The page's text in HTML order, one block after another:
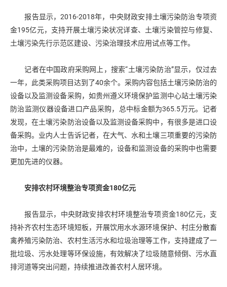
报告显示，2016-2018年，中央财政安排土壤污染防治专项资
金195亿元，支持开展土壤污染状况详查、土壤污染管控与修复、
土壤污染先行示范区建设、污染治理技术应用试点等工作。
记者在中国政府采购网上，搜索“土壤污染防治”显示，仅过去
一年，此类采购项目达到了40余个。采购内容包括土壤污染防治的
设备以及监测设备采购，如贵州遵义环境保护监测中心站土壤污染
防治监测仪器设备进口产品采购，总中标金额为365.5万元。记者
发现，在土壤污染防治设备以及监测设备采购中，有很多是进口设
备采购。业内人士告诉记者，在大气、水和土壤三项重要的污染防
治中，土壤的污染防治是最难的，设备和监测设备的采购中也需要
更加先进的仪器。
安排农村环境整治专项资金180亿元
报告显示，中央财政安排农村环境整治专项资金180亿元，支
持补齐农村生态环境短板，开展饮用水水源环境保护、村庄分散畜
禽养殖污染防治、农村生活污水和垃圾治理等工作，支持建成了一
批垃圾、污水处理等环保设施，有效解决了垃圾随意倾倒、污水直
排河道等突出问题，持续推进改善农村人居环境。